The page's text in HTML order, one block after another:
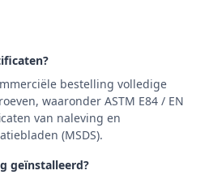
bestelling volledige
waaronder ASTM E84 / EN
van naleving en
(MSDS).
geïnstalleerd?